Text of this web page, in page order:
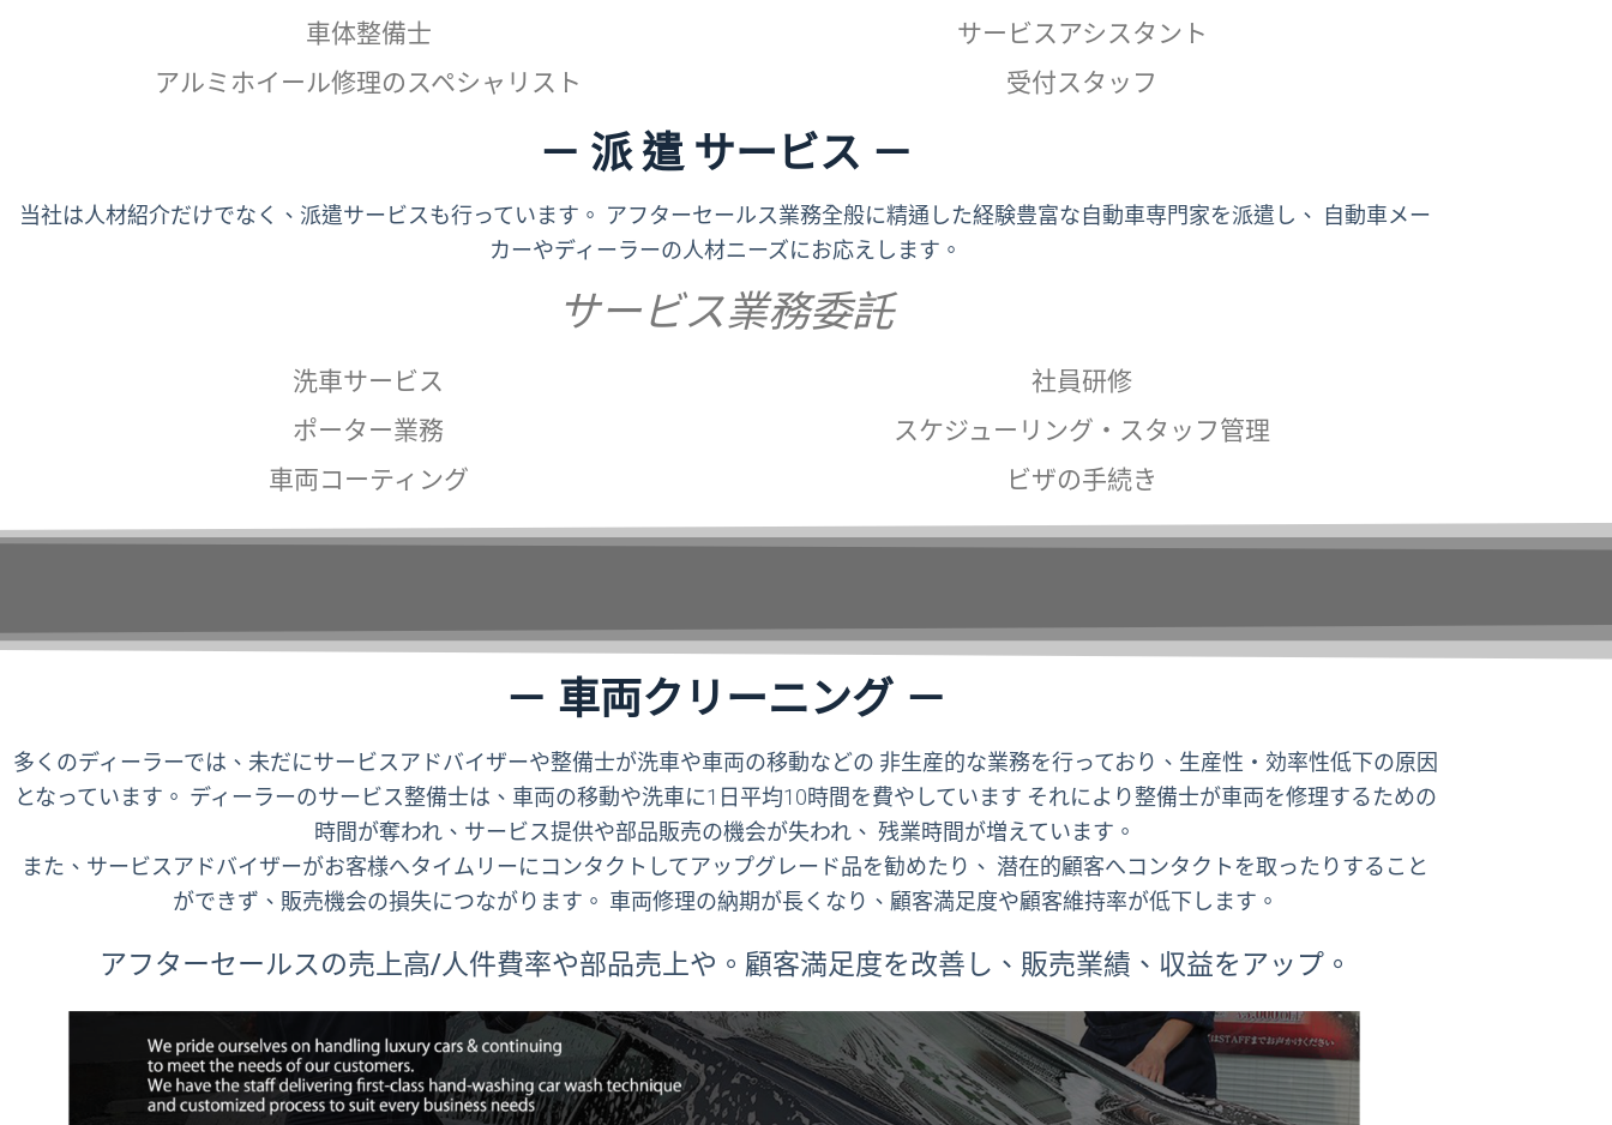
車体整備士
アルミホイール修理のスペシャリスト
サービスアシスタント
受付スタッフ
－ 派 遣 サービス －
当社は人材紹介だけでなく、派遣サービスも行っています。 アフターセールス業務全般に精通した経験豊富な自動車専門家を派遣し、 自動車メー
カーやディーラーの人材ニーズにお応えします。
サービス業務委託
洗車サービス
ポーター業務
車両コーティング
社員研修
スケジューリング・スタッフ管理
ビザの手続き
－ 車両クリーニング －
多くのディーラーでは、未だにサービスアドバイザーや整備士が洗車や車両の移動などの 非生産的な業務を行っており、生産性・効率性低下の原因
となっています。 ディーラーのサービス整備士は、車両の移動や洗車に1日平均10時間を費やしています それにより整備士が車両を修理するための
時間が奪われ、サービス提供や部品販売の機会が失われ、 残業時間が増えています。
また、サービスアドバイザーがお客様へタイムリーにコンタクトしてアップグレード品を勧めたり、 潜在的顧客へコンタクトを取ったりすること
ができず、販売機会の損失につながります。 車両修理の納期が長くなり、顧客満足度や顧客維持率が低下します。
アフターセールスの売上高/人件費率や部品売上や。顧客満足度を改善し、販売業績、収益をアップ。